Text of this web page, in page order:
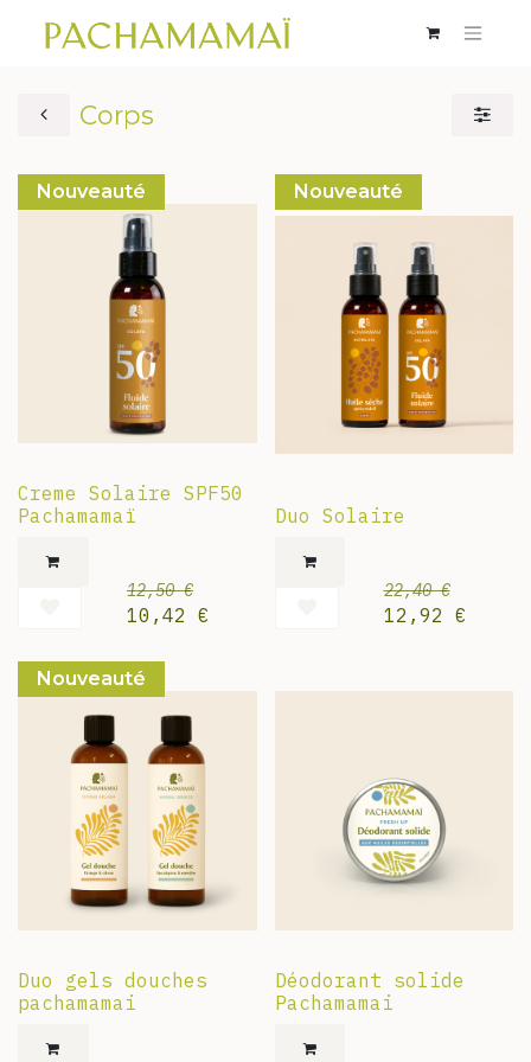
Corps
Nouveauté
Creme Solaire SPF50
Pachamamaï
12,50€
10,42 €
Nouveauté
Duo Solaire
22,40€
12,92 €
Nouveauté
Duo gels douches
pachamamai
Déodorant solide
Pachamamai ​